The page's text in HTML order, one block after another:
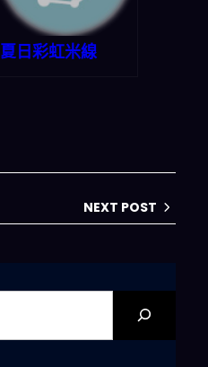
夏日彩虹米線
NEXT POST